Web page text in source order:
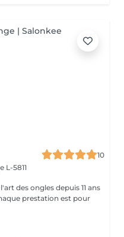
10
L-5811
des ongles depuis 11 ans
prestation est pour